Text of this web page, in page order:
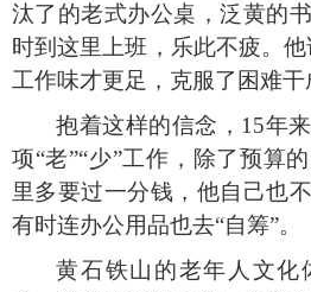
汰了的老式办公桌，泛黄的
时到这里上班，乐此不疲。他
工作味才更足，克服了困难干
抱着这样的信念， 15年
项“老”“少”工作，除了预算
里多要过一分钱，他自己也
有时连办公用品也去“自筹”。
黄石铁山的老年人文化